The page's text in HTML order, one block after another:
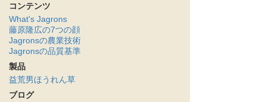
コンテンツ
What's Jagrons
藤原隆広の7つの顔
Jagronsの農業技術
Jagronsの品質基準
製品
益荒男ほうれん草
ブログ